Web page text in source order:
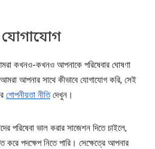
যোগাযোগ
কখনও-কখনও আপনাকে পরিষেবার ঘোষণা
আপনার সাথে কীভাবে যোগাযোগ করি, সেই
গোপনীয়তা নীতিদেখুন।
পরিষেবা ভাল করার সাজেশন দিতে চাইলে,
পদক্ষেপ নিতে পারি। সেক্ষেত্রে আপনার